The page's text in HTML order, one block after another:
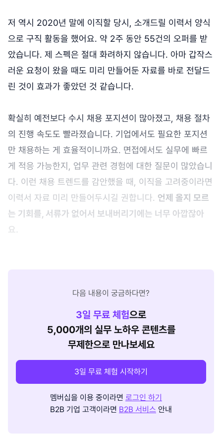
저 역시 2020년 말에 이직할 당시, 소개드릴 이력서 양식
으로 구직 활동을 했어요. 약 2주 동안 55건의 오퍼를 받
았습니다. 제 스펙은 절대 화려하지 않습니다. 아마 갑작스
러운 요청이 왔을 때도 미리 만들어둔 자료를 바로 전달드
린 것이 효과가 좋았던 것 같습니다.
확실히 예전보다 수시 채용 포지션이 많아졌고, 채용 절차
의 진행 속도도 빨라졌습니다. 기업에서도 필요한 포지션
만 채용하는 게 효율적이니까요. 면접에서도 실무에 빠르
게 적응 가능한지, 업무 관련 경험에 대한 질문이 많았습니
다. 이런 채용 트렌드를 감안했을 때, 이직을 고려중이라면
이력서 자료 미리 만들어두시길 권합니다. 언제 올지 모르
는 기회를, 서류가 없어서 보내버리기에는 너무 아깝잖아
요.
다음 내용이 궁금하다면?
3일 무료 체험으로
5,000개의 실무 노하우 콘텐츠를
무제한으로 만나보세요
3일 무료 체험 시작하기
멤버십을 이용 중이라면 로그인 하기
B2B 기업 고객이라면 B2B 서비스 안내